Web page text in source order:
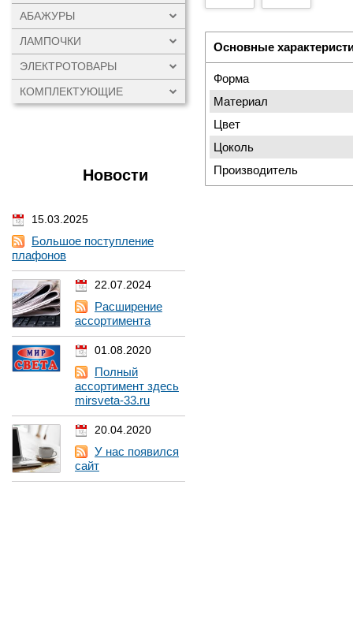
АБАЖУРЫ
ЛАМПОЧКИ
ЭЛЕКТРОТОВАРЫ
КОМПЛЕКТУЮЩИЕ
Новости
15.03.2025
Большое поступление
плафонов
22.07.2024
Расширение
ассортимента
01.08.2020
Полный
ассортимент здесь
mirsveta-33.ru
20.04.2020
У нас появился
сайт
Основные
Форма
Материал
Цвет
Цоколь
Производитель